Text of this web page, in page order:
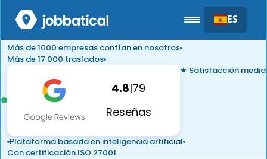
ES
Más de 1000 empresas confían en nosotros
Más de 17 000 traslados
4.8|79
Reseñas
★ Satisfacción media
Plataforma basada en inteligencia artificial
Con certificación ISO 27001